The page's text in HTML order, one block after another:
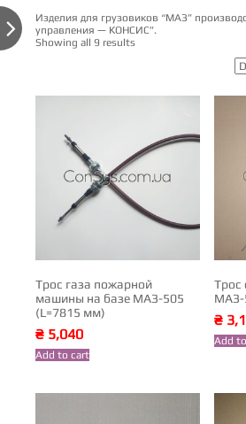

Изделия для грузовиков “МАЗ”
управления — КОНСИС”.
Showing all 9 results
Трос газа пожарной
машины на базе МАЗ-505
(L=7815 мм)
₴ 5,040
Add to cart
Трос
МАЗ-
₴
Add